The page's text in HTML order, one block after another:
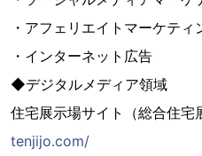
・アフェリエイトマーケティ
・インターネット広告
◆デジタルメディア領域
住宅展示場サイト（総合住
tenjijo.com/